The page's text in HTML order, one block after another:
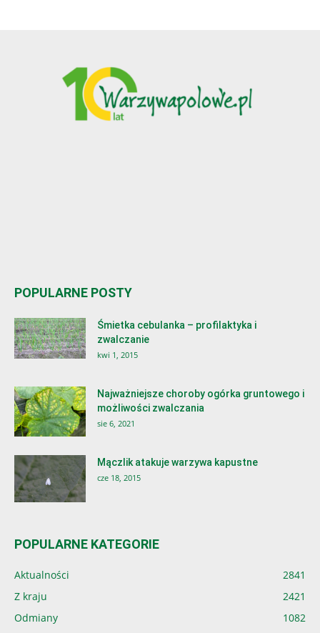
POPULARNE POSTY
Śmietka cebulanka – profilaktyka i
zwalczanie
kwi 1, 2015
Najważniejsze choroby ogórka gruntowego i
możliwości zwalczania
sie 6, 2021
Mączlik atakuje warzywa kapustne
cze 18, 2015
POPULARNE KATEGORIE
Aktualności
2841
Z kraju
2421
Odmiany
1082